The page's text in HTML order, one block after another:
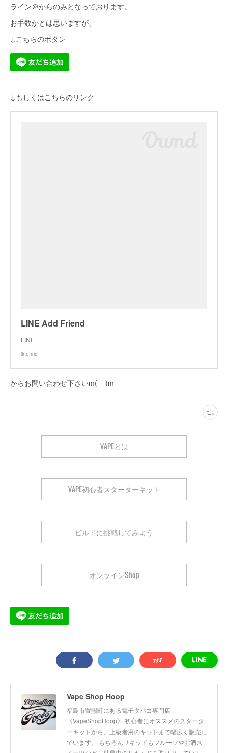
ライン＠からのみとなっております。
お手数かとは思いますが、
↓こちらのボタン
↓もしくはこちらのリンク
LINE Add Friend
LINE
line.me
からお問い合わせ下さいm(__)m
VAPEとは
VAPE初心者スターターキット
ビルドに挑戦してみよう
オンラインShop
Vape Shop Hoop
福島市置賜町にある電子タバコ専門店
《VapeShopHoop》 初心者にオススメのスタータ
ーキットから、上級者用のキットまで幅広く販売し
ています。 もちろんリキッドもフルーツやお酒ス